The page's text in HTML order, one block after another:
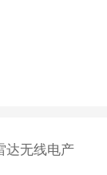
达无线电产